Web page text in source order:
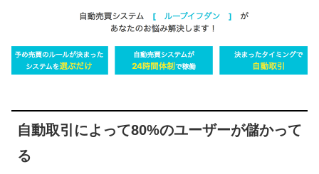
自動取引によって80%のユーザーが儲かって
る